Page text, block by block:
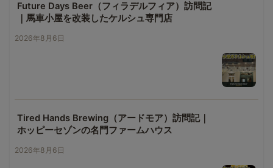
Future Days Beer（フィラデルフィア）訪問記
｜馬車小屋を改装したケルシュ専門店
2026年8月6日
Tired Hands Brewing（アードモア）訪問記｜
ホッピーセゾンの名門ファームハウス
2026年8月6日